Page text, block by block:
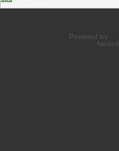
Powered by